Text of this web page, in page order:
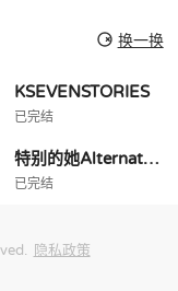
换一换
KSEVENSTORIES
已完结
特别的她Alternative
已完结
隐私政策